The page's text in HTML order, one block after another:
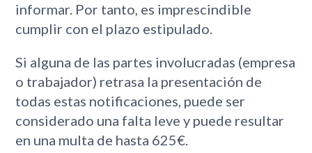
informar. Por tanto, es imprescindible
cumplir con el plazo estipulado.
Si alguna de las partes involucradas (empresa
o trabajador) retrasa la presentación de
todas estas notificaciones, puede ser
considerado una falta leve y puede resultar
en una multa de hasta 625€.